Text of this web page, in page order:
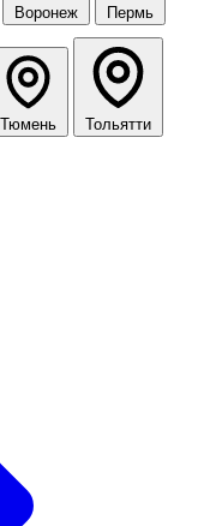
Воронеж Пермь
Тюмень Тольятти